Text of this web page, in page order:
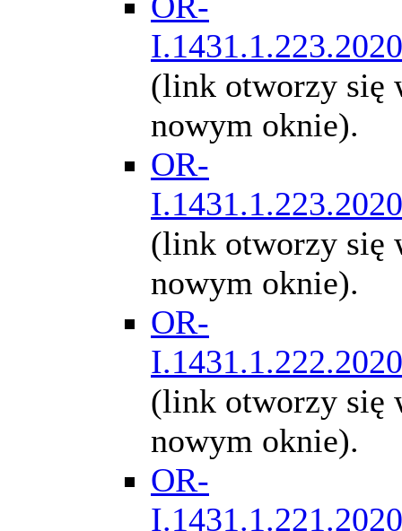
I.1431.1.223.2020
(link otworzy się
nowym oknie).
OR-
I.1431.1.223.2020
(link otworzy się
nowym oknie).
OR-
I.1431.1.222.2020
(link otworzy się
nowym oknie).
OR-
I.1431.1.221.2020